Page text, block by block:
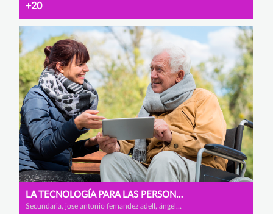
+20
LA TECNOLOGÍA PARA LAS PERSONAS MAYORES
Secundaria, jose antonio fernandez adell, ángel gonzález rojas y alexander castillo